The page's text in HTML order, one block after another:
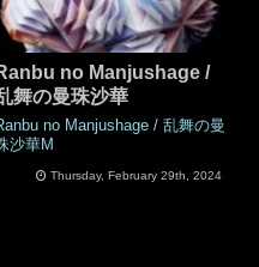
no Manjushage /
舞の曼珠沙華
no Manjushage / 乱舞の曼
沙華M
Thursday, February 29th, 2024